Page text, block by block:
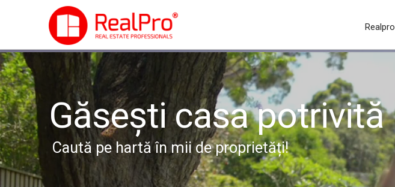
Realpro
Găseșticasa potrivită
Caută pe hartă în mii de proprietăți!